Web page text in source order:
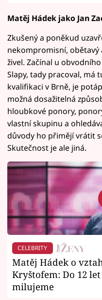
Matěj Hádek jako Jan
Zkušený a poněkud
nekompromisní, obětavý
živel. Začínal u
Slapy, tady pracoval, má
kvalifikaci v Brně, je
možná dosažitelná
hloubkové ponory,
vlastní skupinu a
důvody ho přimějí vrátit
Skutečnost je ale jiná.
CELEBRITY
Matěj Hádek o
Kryštofem: Do 12
milujeme